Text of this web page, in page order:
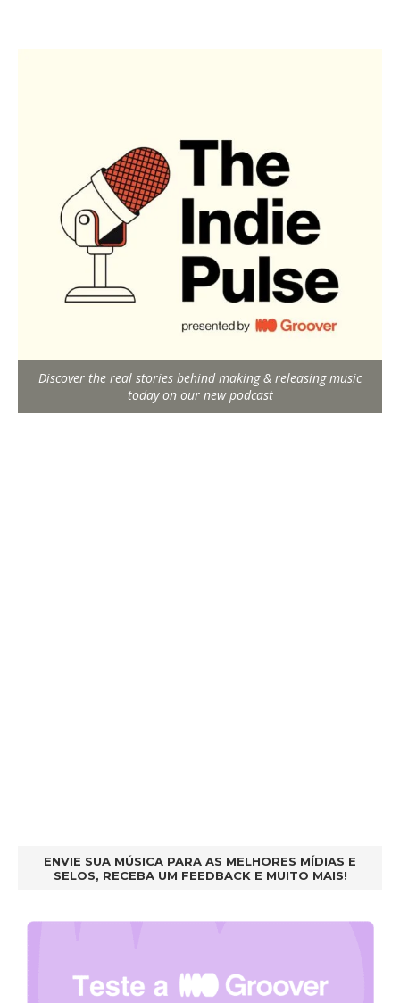
Discover the real stories behind making & releasing music
today on our new podcast
ENVIE SUA MÚSICA PARA AS MELHORES MÍDIAS E
SELOS, RECEBA UM FEEDBACK E MUITO MAIS!